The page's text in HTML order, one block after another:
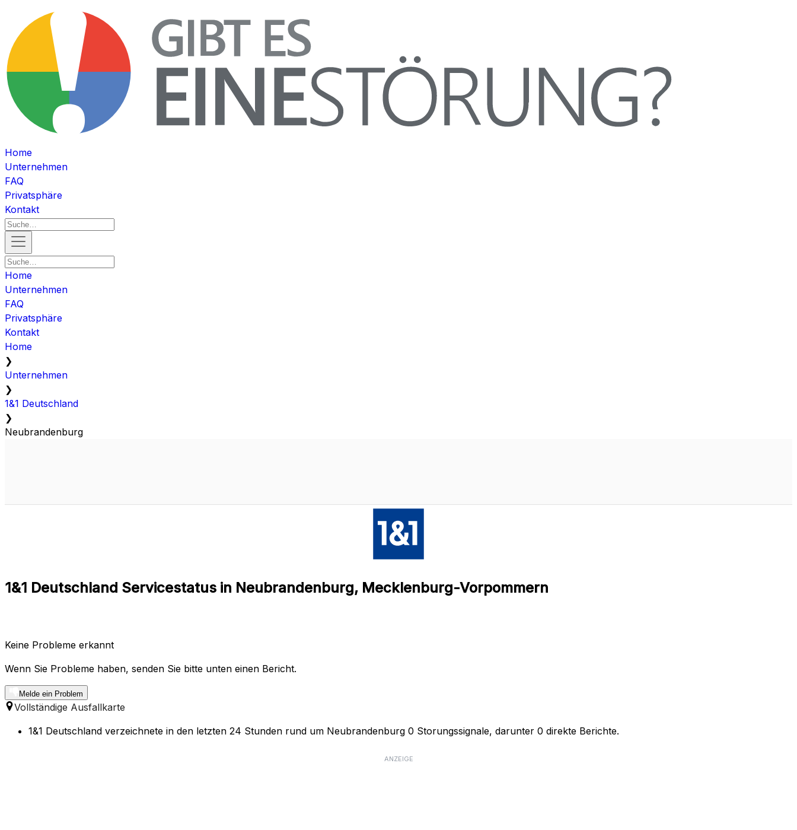
Home
Unternehmen
FAQ
Privatsphäre
Kontakt
Home
Unternehmen
FAQ
Privatsphäre
Kontakt
Home
❯
Unternehmen
❯
1&1 Deutschland
❯
Neubrandenburg
1&1 Deutschland Servicestatus in Neubrandenburg, Mecklenburg-Vorpommern
Keine Probleme erkannt
Wenn Sie Probleme haben, senden Sie bitte unten einen Bericht.
Melde ein Problem
Vollständige Ausfallkarte
1&1 Deutschland verzeichnete in den letzten 24 Stunden rund um Neubrandenburg 0 Storungssignale, darunter 0 direkte Berichte.
ANZEIGE